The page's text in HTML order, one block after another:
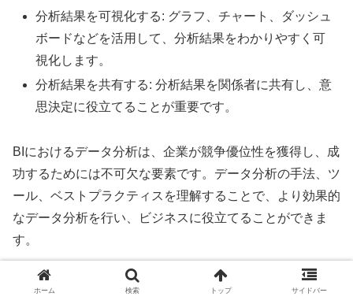
分析結果を可視化する: グラフ、チャート、ダッシュ
ボードなどを活用して、分析結果をわかりやすく可
視化します。
分析結果を共有する: 分析結果を関係者に共有し、意
思決定に役立てることが重要です。
BIにおけるデータ分析は、企業が競争優位性を獲得し、成
功するためには不可欠な要素です。データ分析の手法、ツ
ール、ベストプラクティスを理解することで、より効果的
なデータ分析を行い、ビジネスに役立てることができま
す。
レポーティングとダッシュボード
ホーム 検索 トップ サイドバー